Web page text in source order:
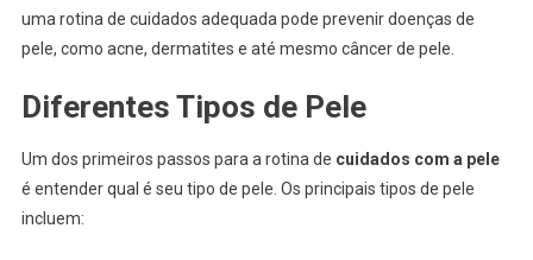
uma rotina de cuidados adequada pode prevenir doenças de
pele, como acne, dermatites e até mesmo câncer de pele.
Diferentes Tipos de Pele
Um dos primeiros passos para a rotina de cuidados com a pele
é entender qual é seu tipo de pele. Os principais tipos de pele
incluem: